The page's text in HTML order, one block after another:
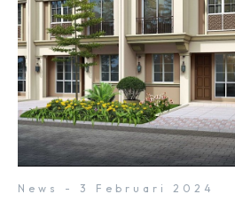
News - 3 Februari 2024